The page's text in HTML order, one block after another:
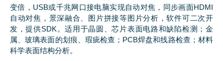
变倍，USB或千兆网口接电脑实现自动对焦，同步画面HDMI
自动对焦，景深融合、图片拼接等图片分析，软件可二次开
发，提供SDK。适用于晶圆、芯片表面电路和缺陷检测；金
属、玻璃表面的划痕、瑕疵检查；PCB焊盘和线路检查；材料
科学表面结构分析。